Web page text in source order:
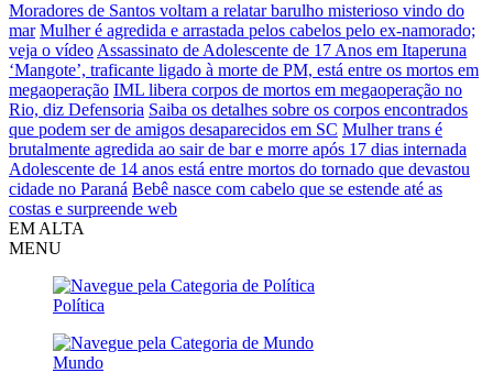
Moradores de Santos voltam a relatar barulho misterioso vindo do
mar Mulher é agredida e arrastada pelos cabelos pelo ex-namorado;
veja o vídeo Assassinato de Adolescente de 17 Anos em Itaperuna
‘Mangote’, traficante ligado à morte de PM, está entre os mortos em
megaoperação IML libera corpos de mortos em megaoperação no
Rio, diz Defensoria Saiba os detalhes sobre os corpos encontrados
que podem ser de amigos desaparecidos em SC Mulher trans é
brutalmente agredida ao sair de bar e morre após 17 dias internada
Adolescente de 14 anos está entre mortos do tornado que devastou
cidade no Paraná Bebê nasce com cabelo que se estende até as
costas e surpreende web
EM ALTA
MENU
Política
Mundo